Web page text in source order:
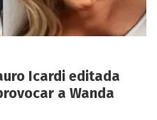
Icardi editada
a Wanda